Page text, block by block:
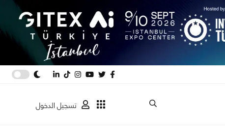
تسجيل الدخول